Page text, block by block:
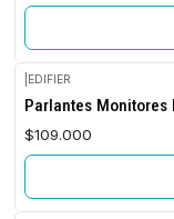
Agotado
EDIFIER
Parlantes
$109.000